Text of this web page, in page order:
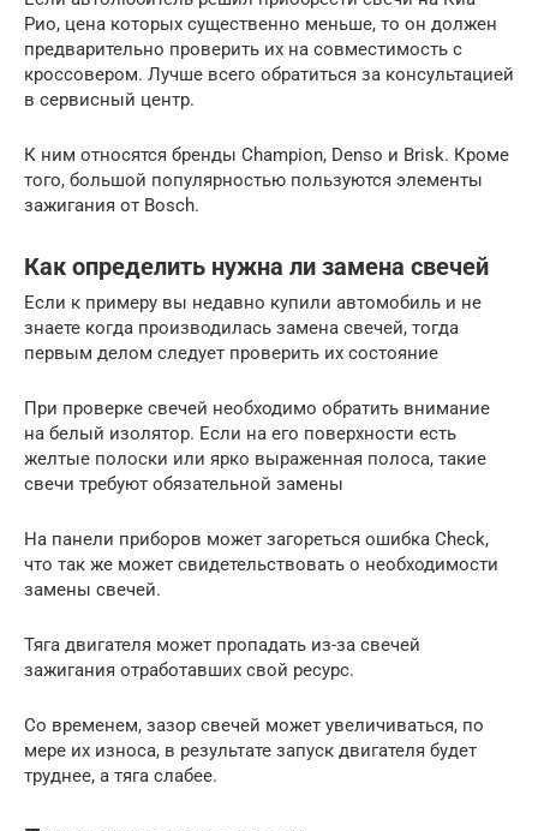
Рио, цена которых существенно меньше, то он должен
предварительно проверить их на совместимость с
кроссовером. Лучше всего обратиться за консультацией
в сервисный центр.
К ним относятся бренды Champion, Denso и Brisk. Кроме
того, большой популярностью пользуются элементы
зажигания от Bosch.
Как определить нужна ли замена свечей
Если к примеру вы недавно купили автомобиль и не
знаете когда производилась замена свечей, тогда
первым делом следует проверить их состояние
При проверке свечей необходимо обратить внимание
на белый изолятор. Если на его поверхности есть
желтые полоски или ярко выраженная полоса, такие
свечи требуют обязательной замены
На панели приборов может загореться ошибка Check,
что так же может свидетельствовать о необходимости
замены свечей.
Тяга двигателя может пропадать из-за свечей
зажигания отработавших свой ресурс.
Со временем, зазор свечей может увеличиваться, по
мере их износа, в результате запуск двигателя будет
труднее, а тяга слабее.